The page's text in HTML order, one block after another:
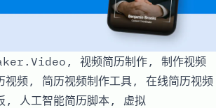
视频简历制作, 制作视频
视频, 简历视频制作工具, 在线简历视频
, 人工智能简历脚本, 虚拟